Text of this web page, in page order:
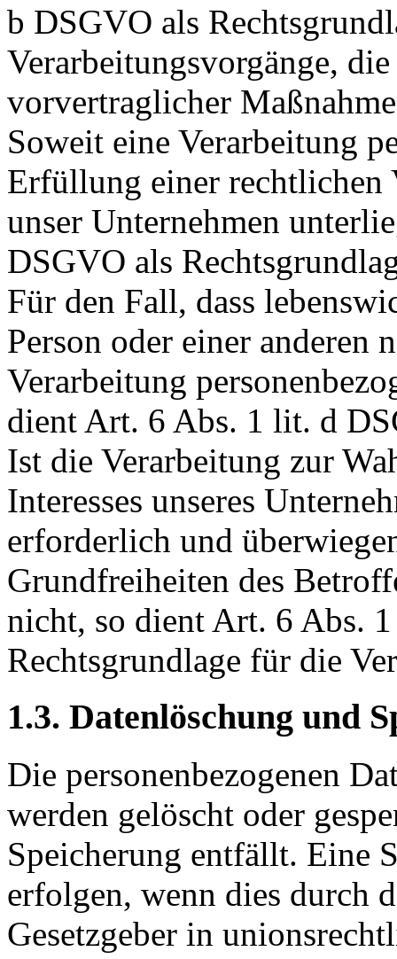
b DSGVO als
Verarbeitungsvorgänge,
vorvertraglicher
Soweit eine Verarbeitung
Erfüllung einer
unser Unternehmen
DSGVO als
Für den Fall, dass
Person oder einer anderen
Verarbeitung
dient Art. 6 Abs. 1 lit. d
Ist die Verarbeitung zur
Interesses unseres
erforderlich und
Grundfreiheiten des
nicht, so dient Art. 6 Abs.
Rechtsgrundlage für die
1.3. Datenlöschung und
Die personenbezogenen
werden gelöscht oder
Speicherung entfällt. Eine
erfolgen, wenn dies durch
Gesetzgeber in